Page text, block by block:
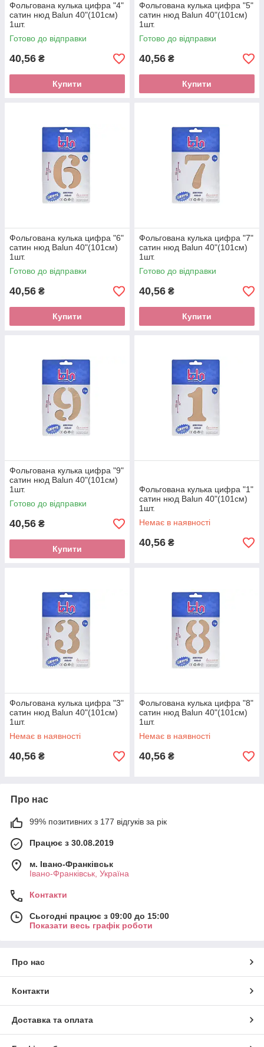
Фольгована кулька цифра "4"
сатин нюд Balun 40"(101см)
1шт.
Готово до відправки
40,56 ₴
Купити
Фольгована кулька цифра "5"
сатин нюд Balun 40"(101см)
1шт.
Готово до відправки
40,56 ₴
Купити
Фольгована кулька цифра "6"
сатин нюд Balun 40"(101см)
1шт.
Готово до відправки
40,56 ₴
Купити
Фольгована кулька цифра "7"
сатин нюд Balun 40"(101см)
1шт.
Готово до відправки
40,56 ₴
Купити
Фольгована кулька цифра "9"
сатин нюд Balun 40"(101см)
1шт.
Готово до відправки
40,56 ₴
Купити
Фольгована кулька цифра "1"
сатин нюд Balun 40"(101см)
1шт.
Немає в наявності
40,56 ₴
Фольгована кулька цифра "3"
сатин нюд Balun 40"(101см)
1шт.
Немає в наявності
40,56 ₴
Фольгована кулька цифра "8"
сатин нюд Balun 40"(101см)
1шт.
Немає в наявності
40,56 ₴
Про нас
99% позитивних з 177 відгуків за рік
Працює з 30.08.2019
м. Івано-Франківськ
Івано-Франківськ, Україна
Контакти
Сьогодні працює з 09:00 до 15:00
Показати весь графік роботи
Про нас
Контакти
Доставка та оплата